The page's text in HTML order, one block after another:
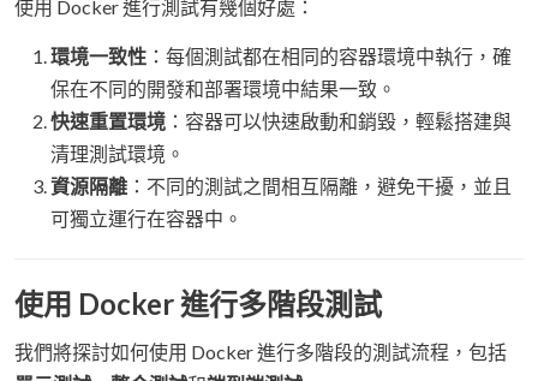
使用 Docker 進行測試有幾個好處：
環境一致性 ：每個測試都在相同的容器環境中執行，確
保在不同的開發和部署環境中結果一致。
快速重置環境 ：容器可以快速啟動和銷毀，輕鬆搭建與
清理測試環境。
資源隔離 ：不同的測試之間相互隔離，避免干擾，並且
可獨立運行在容器中。
使用 Docker 進行多階段測試
我們將探討如何使用 Docker 進行多階段的測試流程，包括